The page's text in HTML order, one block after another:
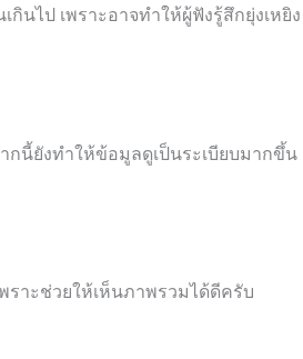
นไป เพราะอาจทำให้ผู้ฟังรู้สึกยุ่งเหยิง
กนี้ยังทำให้ข้อมูลดูเป็นระเบียบมากขึ้น
าะช่วยให้เห็นภาพรวมได้ดีครับ